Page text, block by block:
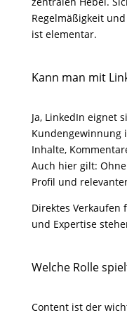
Regelmäßigkeit
ist elementar.
Kann man mit
Ja, LinkedIn eignet
Kundengewinnung
Inhalte,
Auch hier gilt:
Profil und
Direktes
und Expertise
Welche Rolle
Content ist der